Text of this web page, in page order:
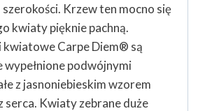
szerokości. Krzew ten mocno się
kwiaty pięknie pachną.
kwiatowe Carpe Diem® są
podwójnymi
z jasnoniebieskim wzorem
serca. Kwiaty zebrane duże